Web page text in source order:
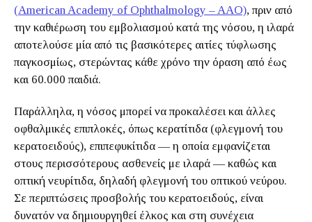
(American Academy of Ophthalmology – AAO), πριν από
την καθιέρωση του εμβολιασμού κατά της νόσου, η ιλαρά
αποτελούσε μία από τις βασικότερες αιτίες τύφλωσης
παγκοσμίως, στερώντας κάθε χρόνο την όραση από έως
και 60.000 παιδιά.
Παράλληλα, η νόσος μπορεί να προκαλέσει και άλλες
οφθαλμικές επιπλοκές, όπως κερατίτιδα (φλεγμονή του
κερατοειδούς), επιπεφυκίτιδα — η οποία εμφανίζεται
στους περισσότερους ασθενείς με ιλαρά — καθώς και
οπτική νευρίτιδα, δηλαδή φλεγμονή του οπτικού νεύρου.
Σε περιπτώσεις προσβολής του κερατοειδούς, είναι
δυνατόν να δημιουργηθεί έλκος και στη συνέχεια